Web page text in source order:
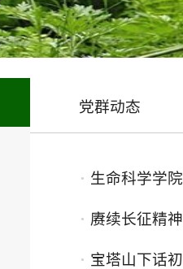
党群动态
● 生命科学学
● 赓续长征精
● 宝塔山下话